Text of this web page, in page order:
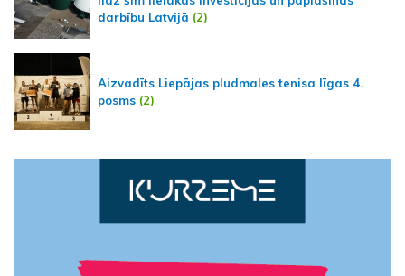
darbību Latvijā (2)
Aizvadīts Liepājas pludmales tenisa līgas 4.
posms (2)